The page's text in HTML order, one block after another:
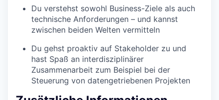
Du verstehst sowohl Business-Ziele als auch
technische Anforderungen – und kannst
zwischen beiden Welten vermitteln
Du gehst proaktiv auf Stakeholder zu und
hast Spaß an interdisziplinärer
Zusammenarbeit zum Beispiel bei der
Steuerung von datengetriebenen Projekten